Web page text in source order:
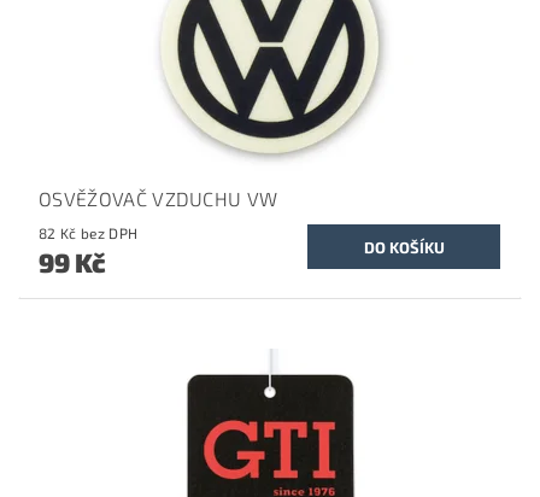
OSVĚŽOVAČ VZDUCHU VW
82 Kč bez DPH
99 Kč